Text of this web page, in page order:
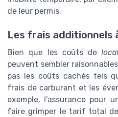
de leur permis.
Les frais additionnels
Bien que les coûts de
peuvent sembler
pas les coûts cachés tels
frais de carburant et les
exemple, l'assurance pour
faire grimper le tarif total